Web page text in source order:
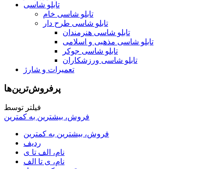
تابلو شاسی
تابلو شاسی خام
تابلو شاسی طرح دار
تابلو شاسی هنرمندان
تابلو شاسی مذهبی و اسلامی
تابلو شاسی جوکر
تابلو شاسی ورزشکاران
تعمیرات و شارژ
پرفروش‌ترین‌ها
فیلتر توسط
فروش، بیشترین به کمترین
فروش، بیشترین به کمترین
ردیف
نام، الف تا ی
نام، ی تا الف